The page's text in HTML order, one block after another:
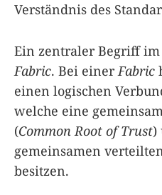
Verständnis des
Ein zentraler Begriff
Fabric. Bei einerFabric
einen logischen
welche eine
(Common Root of Trust)
gemeinsamen
besitzen.